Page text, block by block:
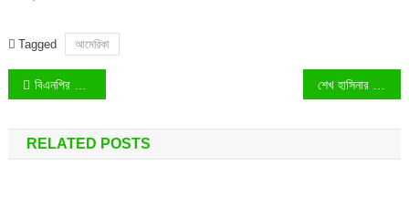
Tagged আমেরিকা
Post
navigation
বিএনপির মিথ্যা কথায় কান দিবেন না: প্রধানমন্ত্রী
RELATED POSTS